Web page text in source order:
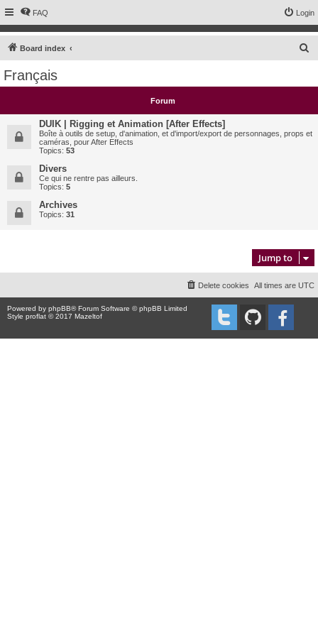
FAQ Login
Board index
c
h
Français
Forum
DUIK | Rigging et Animation [After Effects]
Boîte à outils de setup, d'animation, et d'import/export de personnages, props et
caméras, pour After Effects
Topics: 53
Divers
Ce qui ne rentre pas ailleurs.
Topics: 5
Archives
Topics: 31
Jump to
All times are UTC
Delete cookies
Powered by phpBB® Forum Software © phpBB Limited
Style proflat © 2017 Mazeltof